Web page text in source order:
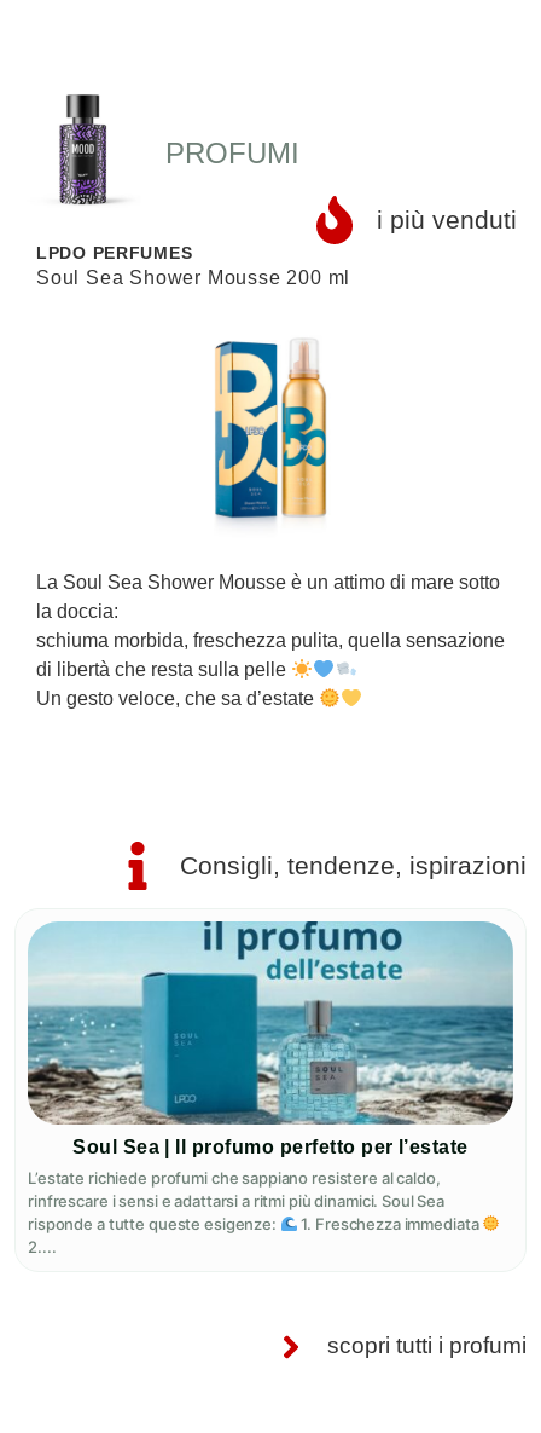
PROFUMI
i più venduti
LPDO PERFUMES
Soul Sea Shower Mousse 200 ml
La Soul Sea Shower Mousse è un attimo di mare sotto
la doccia:
schiuma morbida, freschezza pulita, quella sensazione
di libertà che resta sulla pelle
Un gesto veloce, che sa d’estate
Consigli, tendenze, ispirazioni
Soul Sea | Il profumo perfetto per l’estate
L’estate richiede profumi che sappiano resistere al caldo,
rinfrescare i sensi e adattarsi a ritmi più dinamici. Soul Sea
risponde a tutte queste esigenze:
1. Freschezza immediata
2....
scopri tutti i profumi